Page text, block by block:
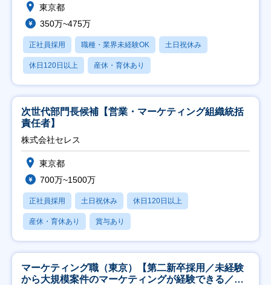
東京都
350万~475万
正社員採用 職種・業界未経験OK 土日祝休み
休日120日以上 産休・育休あり
次世代部門長候補【営業・マーケティング組織統括
責任者】
株式会社セレス
東京都
700万~1500万
正社員採用 土日祝休み 休日120日以上
産休・育休あり 賞与あり
マーケティング職（東京）【第二新卒採用／未経験
から大規模案件のマーケティングが経験できる／研